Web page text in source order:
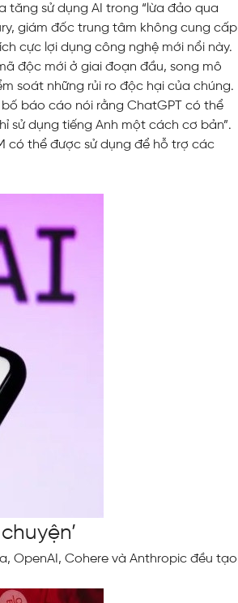
tăng sử dụng AI trong “lừa đảo qua
giám đốc trung tâm không cung cấp
cực lợi dụng công nghệ mới nổi này.
độc mới ở giai đoạn đầu, song mô
soát những rủi ro độc hại của chúng.
báo cáo nói rằng ChatGPT có thể
sử dụng tiếng Anh một cách cơ bản”.
có thể được sử dụng để hỗ trợ các
OpenAI, Cohere và Anthropic đều tạo